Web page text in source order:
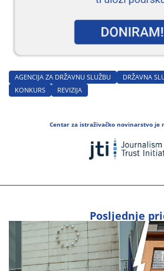
AGENCIJA ZA DRŽAVNU SLUŽBU DRŽAVNA
KONKURS
REVIZIJA
Centar za istraživačko novinarstvo je
Posljednje